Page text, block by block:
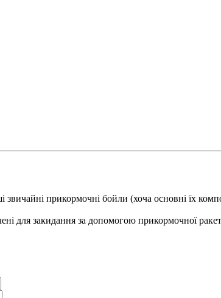
звичайні прикормочні бойли (хоча основні їх
для закидання за допомогою прикормочної